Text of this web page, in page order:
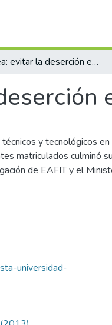
Tarea: evitar la deserción estudiantilla deserción estudian
y tecnológicos en
matriculados culminó
de EAFIT y el
universidad-